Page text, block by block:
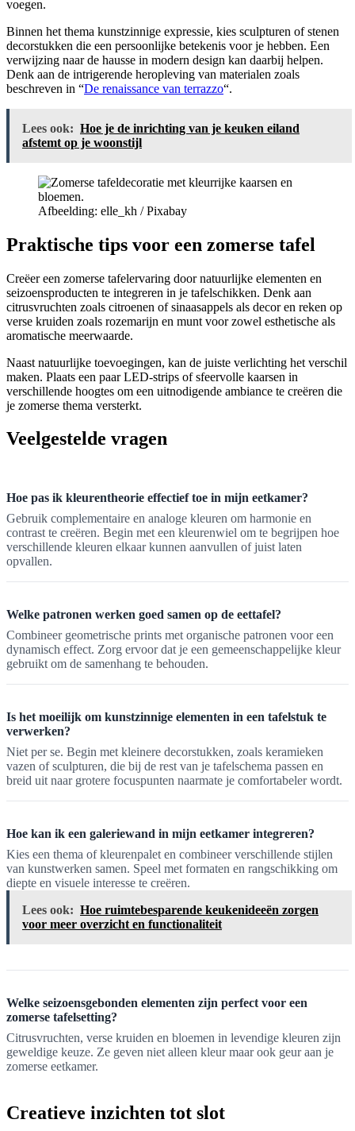
voegen.
Binnen het thema kunstzinnige expressie, kies sculpturen of stenen
decorstukken die een persoonlijke betekenis voor je hebben. Een
verwijzing naar de hausse in modern design kan daarbij helpen.
Denk aan de intrigerende heropleving van materialen zoals
beschreven in “De renaissance van terrazzo“.
Lees ook: Hoe je de inrichting van je keuken eiland
afstemt op je woonstijl
Afbeelding: elle_kh / Pixabay
Praktische tips voor een zomerse tafel
Creëer een zomerse tafelervaring door natuurlijke elementen en
seizoensproducten te integreren in je tafelschikken. Denk aan
citrusvruchten zoals citroenen of sinaasappels als decor en reken op
verse kruiden zoals rozemarijn en munt voor zowel esthetische als
aromatische meerwaarde.
Naast natuurlijke toevoegingen, kan de juiste verlichting het verschil
maken. Plaats een paar LED-strips of sfeervolle kaarsen in
verschillende hoogtes om een uitnodigende ambiance te creëren die
je zomerse thema versterkt.
Veelgestelde vragen
Hoe pas ik kleurentheorie effectief toe in mijn eetkamer?
Gebruik complementaire en analoge kleuren om harmonie en
contrast te creëren. Begin met een kleurenwiel om te begrijpen hoe
verschillende kleuren elkaar kunnen aanvullen of juist laten
opvallen.
Welke patronen werken goed samen op de eettafel?
Combineer geometrische prints met organische patronen voor een
dynamisch effect. Zorg ervoor dat je een gemeenschappelijke kleur
gebruikt om de samenhang te behouden.
Is het moeilijk om kunstzinnige elementen in een tafelstuk te
verwerken?
Niet per se. Begin met kleinere decorstukken, zoals keramieken
vazen of sculpturen, die bij de rest van je tafelschema passen en
breid uit naar grotere focuspunten naarmate je comfortabeler wordt.
Hoe kan ik een galeriewand in mijn eetkamer integreren?
Kies een thema of kleurenpalet en combineer verschillende stijlen
van kunstwerken samen. Speel met formaten en rangschikking om
diepte en visuele interesse te creëren.
Lees ook: Hoe ruimtebesparende keukenideeën zorgen
voor meer overzicht en functionaliteit
Welke seizoensgebonden elementen zijn perfect voor een
zomerse tafelsetting?
Citrusvruchten, verse kruiden en bloemen in levendige kleuren zijn
geweldige keuze. Ze geven niet alleen kleur maar ook geur aan je
zomerse eetkamer.
Creatieve inzichten tot slot